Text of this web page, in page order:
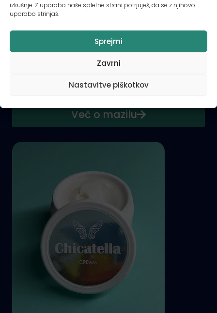
izkušnje. Z uporabo naše spletne strani potrjuješ, da se z njihovo
uporabo strinjaš.
Sprejmi
Zavrni
Nastavitve piškotkov
Mazilo
ZELO SUHA ALI ATOPIČNA KOŽA
LAJŠANJE TEŽAV in globinsko vlaženje
Več o mazilu